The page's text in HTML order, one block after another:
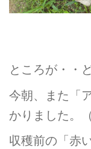
ところが・・
今朝、また「
かりました。（
収穫前の「赤